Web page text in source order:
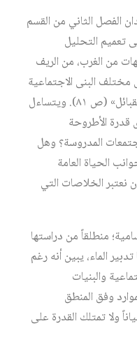
الفصل الثاني من القسم
تعميم التحليل
من الغرب، من الريف
البنى الاجتماعية
والسياسية والاقتصادية للعديد من القبائل» (ص ٨١). ويتساءل
الأطروحة
المدروسة؟ وهل
الحياة العامة
الخلاصات التي
منطلقاً من دراستها
الماء، يبين أنه رغم
والبنيات
وفق المنطق
ولا تمتلك القدرة على